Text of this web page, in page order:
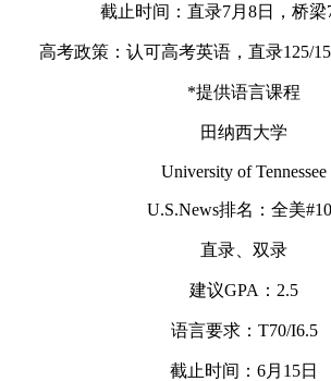
截止时间：直录7月8日，桥梁
高考政策：认可高考英语，直录125/
*提供语言课程
田纳西大学
University of Tennessee
U.S.News排名：全美
直录、双录
建议GPA：2.5
语言要求：T70/I6.5
截止时间：6月15日